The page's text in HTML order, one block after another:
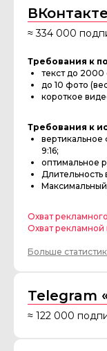
≈ 334 000
Требования к
текст до 2000
до 10 фото
короткое
Требования к
9:16;
оптимальное
Длительность
Охват
Охват рекламной
Больше
Telegram
≈ 122 000